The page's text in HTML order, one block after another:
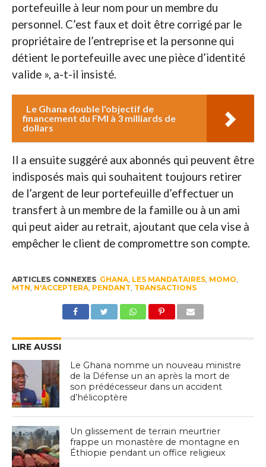
portefeuille à leur nom pour un membre du
personnel. C’est faux et doit être corrigé par le
propriétaire de l’entreprise et la personne qui
détient le portefeuille avec une pièce d’identité
valide », a-t-il insisté.
Le Ghana double l'objectif de
financement du FMI à 3 milliards de
dollars
Il a ensuite suggéré aux abonnés qui peuvent être
indisposés mais qui souhaitent toujours retirer
de l’argent de leur portefeuille d’effectuer un
transfert à un membre de la famille ou à un ami
qui peut aider au retrait, ajoutant que cela vise à
empêcher le client de compromettre son compte.
ARTICLES CONNEXES GHANA, LES MANDATAIRES, MOMO
MTN N'ACCEPTERA, PENDANT TRANSACTIONS
LIRE AUSSI
Le Ghana nomme un nouveau ministre
de la Défense un an après la mort de
son prédécesseur dans un accident
d’hélicoptère
Un glissement de terrain meurtrier
frappe un monastère de montagne en
Éthiopie pendant un office religieux